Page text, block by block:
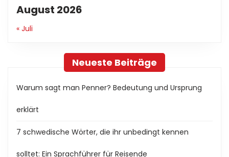
August 2026
« Juli
Neueste Beiträge
Warum sagt man Penner? Bedeutung und Ursprung
erklärt
7 schwedische Wörter, die ihr unbedingt kennen
solltet: Ein Sprachführer für Reisende